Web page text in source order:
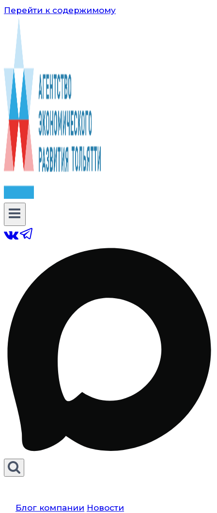
Перейти к содержимому
Блог компании Новости